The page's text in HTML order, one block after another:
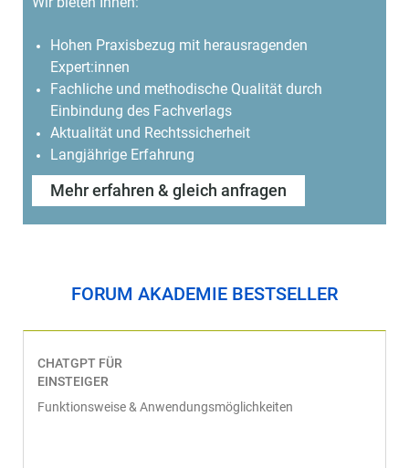
Hohen Praxisbezug mit herausragenden
Expert:innen
Fachliche und methodische Qualität durch
Einbindung des Fachverlags
Aktualität und Rechtssicherheit
Langjährige Erfahrung
Mehr erfahren & gleich anfragen
FORUM AKADEMIE BESTSELLER
CHATGPT FÜR
EINSTEIGER
Funktionsweise & Anwendungsmöglichkeiten